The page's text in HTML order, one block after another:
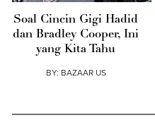
Soal Cincin Gigi Hadid
dan Bradley Cooper, Ini
yang Kita Tahu
BY: BAZAAR US